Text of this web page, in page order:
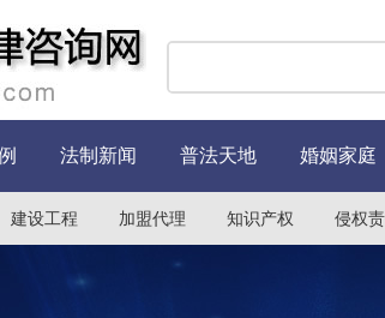
法制新闻 普法天地 婚姻家庭
建设工程 加盟代理 知识产权 侵权